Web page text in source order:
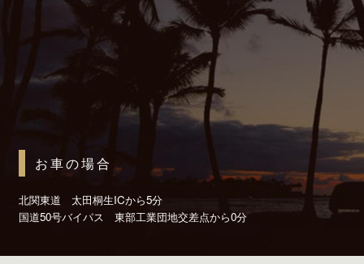
お車の場合
北関東道 太田桐生ICから5分
国道50号バイパス 東部工業団地交差点から0分